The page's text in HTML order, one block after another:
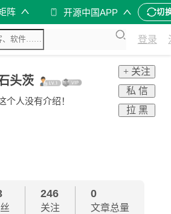
阵 开源中国APP 切
登录
头茨
个人没有介绍！
+ 关注
私 信
拉 黑
246
关注
0
文章总量